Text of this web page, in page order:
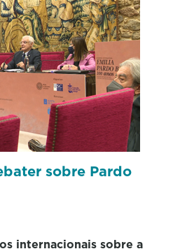
sobre Pardo
internacionais sobre a